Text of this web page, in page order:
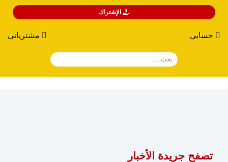
الإشتراك
مشترياتي حسابي
تصفح جريدة الأخبار